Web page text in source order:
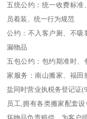
五统公约：统一收费标准
员着装、统一行为规范
公约：不入客户厕、不吸
漏物品
五包公约：包约期准时、
家服务：南山搬家、福田
盐同时营业执税务登记证
员工,拥有各类搬家配套